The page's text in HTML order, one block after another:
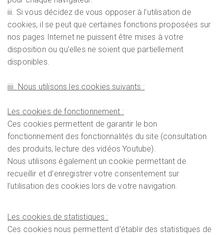
iii. Si vous décidez de vous opposer à l’utilisation de
cookies, il se peut que certaines fonctions proposées sur
nos pages Internet ne puissent être mises à votre
disposition ou qu’elles ne soient que partiellement
disponibles.
iiii. Nous utilisons les cookies suivants :
Les cookies de fonctionnement :
Ces cookies permettent de garantir le bon
fonctionnement des fonctionnalités du site (consultation
des produits, lecture des vidéos Youtube).
Nous utilisons également un cookie permettant de
recueillir et d’enregistrer votre consentement sur
l’utilisation des cookies lors de votre navigation.
Les cookies de statistiques :
Ces cookies nous permettent d’établir des statistiques de